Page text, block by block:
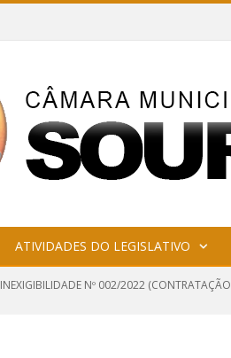
ATIVIDADES DO LEGISLATIVO
INEXIGIBILIDADE Nº 002/2022